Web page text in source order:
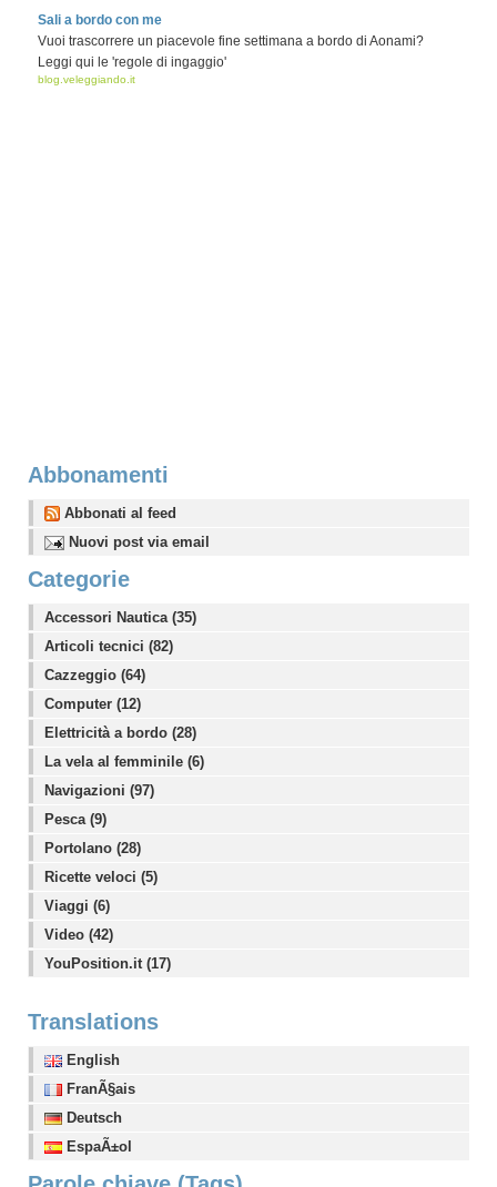
Sali a bordo con me
Vuoi trascorrere un piacevole fine settimana a bordo di Aonami?
Leggi qui le 'regole di ingaggio'
blog.veleggiando.it
Abbonamenti
Abbonati al feed
Nuovi post via email
Categorie
Accessori Nautica (35)
Articoli tecnici (82)
Cazzeggio (64)
Computer (12)
Elettricità a bordo (28)
La vela al femminile (6)
Navigazioni (97)
Pesca (9)
Portolano (28)
Ricette veloci (5)
Viaggi (6)
Video (42)
YouPosition.it (17)
Translations
English
FranÃ§ais
Deutsch
EspaÃ±ol